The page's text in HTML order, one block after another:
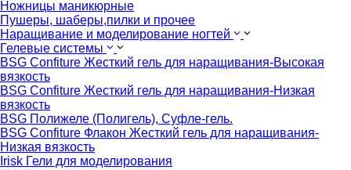
Ножницы маникюрные
Пушеры, шаберы,пилки и прочее
Наращивание и моделирование ногтей
Гелевые системы
BSG Confiture Жесткий гель для наращивания-Высокая
вязкость
BSG Confiture Жесткий гель для наращивания-Низкая
вязкость
BSG Полижеле (Полигель), Суфле-гель.
BSG Confiture Флакон Жесткий гель для наращивания-
Низкая вязкость
Irisk Гели для моделирования